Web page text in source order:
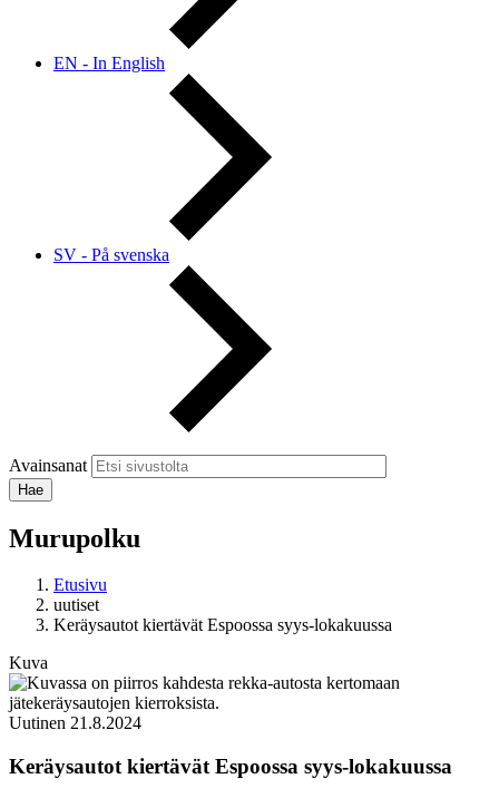
EN - In English
SV - På svenska
Avainsanat
Murupolku
Etusivu
uutiset
Keräysautot kiertävät Espoossa syys-lokakuussa
Kuva
Uutinen 21.8.2024
Keräysautot kiertävät Espoossa syys-lokakuussa